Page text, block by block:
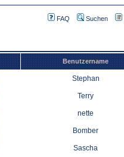
FAQ Suchen
Benutzername
Stephan
Terry
nette
Bomber
Sascha